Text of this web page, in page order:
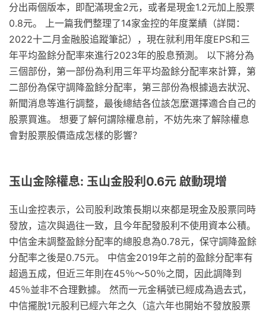
分出兩個版本，即配滿現金2元，或者是現金1.2元加上股票
0.8元。 上一篇我們整理了14家金控的年度業績（詳閱：
2022十二月金融股追蹤筆記），現在就利用年度EPS和三
年平均盈餘分配率來進行2023年的股息預測。 以下將分為
三個部份，第一部份為利用三年平均盈餘分配率來計算，第
二部份為保守調降盈餘分配率，第三部份為根據過去狀況、
新聞消息等進行調整，最後總結各位該怎麼選擇適合自己的
股票買進。 想要了解何謂除權息前，不妨先來了解除權息
會對股票股價造成怎樣的影響？
玉山金除權息: 玉山金股利0.6元 啟動現增
玉山金控表示，公司股利政策長期以來都是現金及股票同時
發放，這次與過往一致，且今年配發股利不使用資本公積。
中信金未調整盈餘分配率的總股息為0.78元，保守調降盈餘
分配率之後是0.75元。 中信金2019年之前的盈餘分配率有
超過五成，但近三年則在45％～50％之間，因此調降到
45％並非不合理數據。 然而一元金稱號已經成為過去式，
中信擺脫1元股利已經六年之久（這六年也開始不發放股票